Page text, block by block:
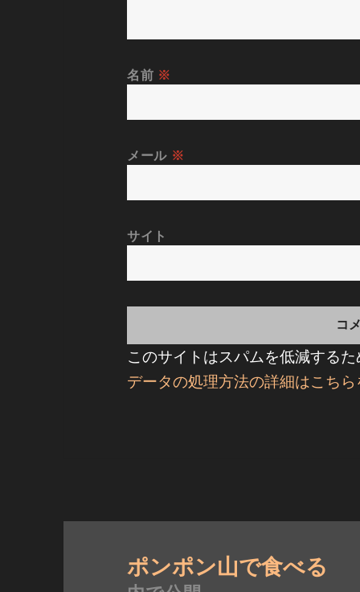
名前 ※
メール ※
サイト
このサイトはスパムを低減する
データの処理方法の詳細はこち
ポンポン山で食べる